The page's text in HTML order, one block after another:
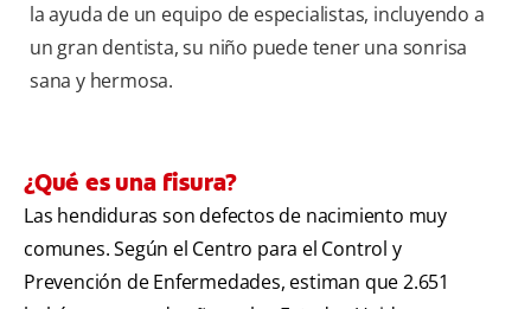
la ayuda de un equipo de especialistas, incluyendo a
un gran dentista, su niño puede tener una sonrisa
sana y hermosa.
¿Qué es una fisura?
Las hendiduras son defectos de nacimiento muy
comunes. Según el Centro para el Control y
Prevención de Enfermedades, estiman que 2.651